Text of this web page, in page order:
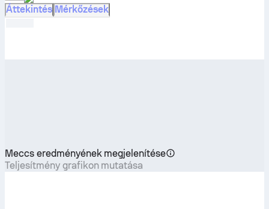
Áttekintés Mérkőzések
Meccs eredményének megjelenítése
Teljesítmény grafikon mutatása